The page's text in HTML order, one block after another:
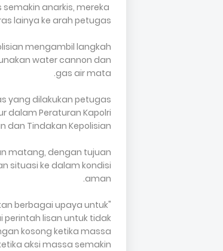
semakin anarkis, mereka
lainya ke arah petugas.
mengambil langkah
water cannon dan
gas air mata.
yang dilakukan petugas
dalam Peraturan Kapolri
dan Tindakan Kepolisian.
matang, dengan tujuan
situasi ke dalam kondisi
aman.
berbagai upaya untuk
perintah lisan untuk tidak
kosong ketika massa
aksi massa semakin